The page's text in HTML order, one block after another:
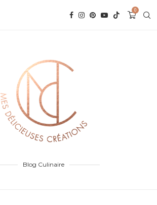
0
Blog Culinaire